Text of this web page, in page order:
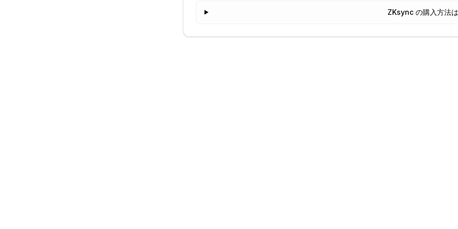
ZKsync の購入方法